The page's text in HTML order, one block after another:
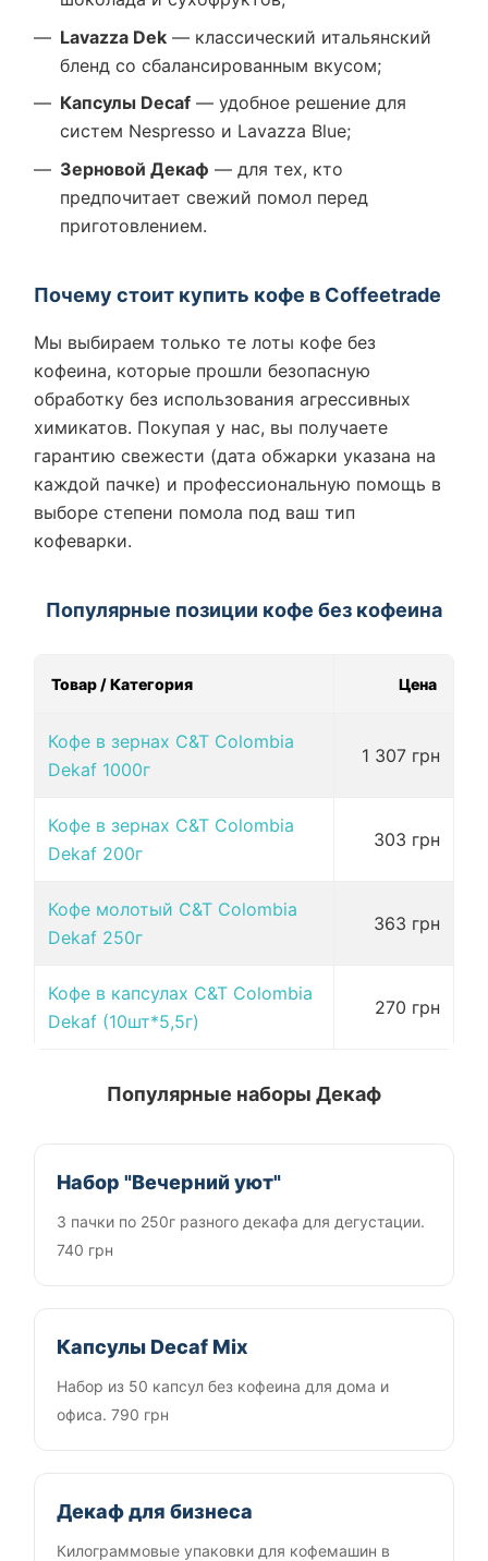
Lavazza Dek — классический итальянский
бленд со сбалансированным вкусом;
Капсулы Decaf — удобное решение для
систем Nespresso и Lavazza Blue;
Зерновой Декаф — для тех, кто
предпочитает свежий помол перед
приготовлением.
Почему стоит купить кофе в Coffeetrade
Мы выбираем только те лоты кофе без
кофеина, которые прошли безопасную
обработку без использования агрессивных
химикатов. Покупая у нас, вы получаете
гарантию свежести (дата обжарки указана на
каждой пачке) и профессиональную помощь в
выборе степени помола под ваш тип
кофеварки.
Популярные позиции кофе без кофеина
Товар / Категория Цена
Кофе в зернах C&T Colombia
Dekaf 1000г
1 307 грн
Кофе в зернах C&T Colombia
Dekaf 200г
303 грн
Кофе молотый C&T Colombia
Dekaf 250г
363 грн
Кофе в капсулах C&T Colombia
Dekaf (10шт*5,5г)
270 грн
Популярные наборы Декаф
Набор "Вечерний уют"
3 пачки по 250г разного декафа для дегустации.
740 грн
Капсулы Decaf Mix
Набор из 50 капсул без кофеина для дома и
офиса. 790 грн
Декаф для бизнеса
Килограммовые упаковки для кофемашин в